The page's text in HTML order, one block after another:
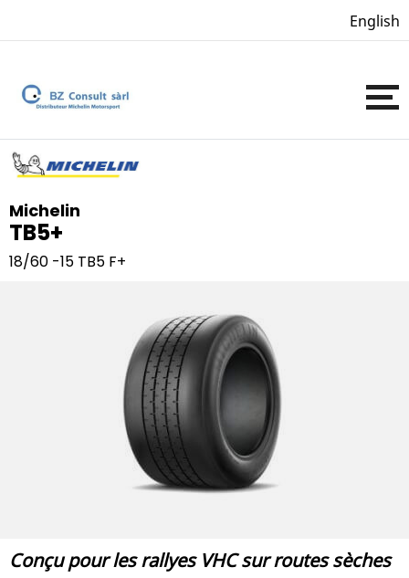
English
Michelin
TB5+
18/60 -15 TB5 F+
Conçu pour les rallyes VHC sur routes sèches